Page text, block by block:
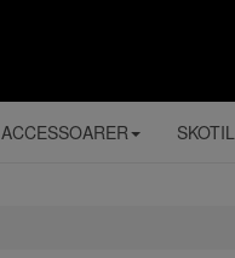
ACCESSOARER